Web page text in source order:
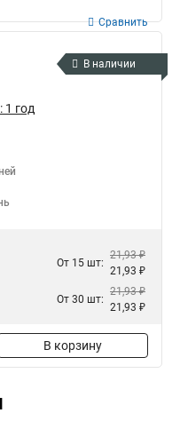
Сравнить
В наличии
1 год
От 15 шт:
21,93 ₽
21,93 ₽
От 30 шт:
21,93 ₽
21,93 ₽
В корзину